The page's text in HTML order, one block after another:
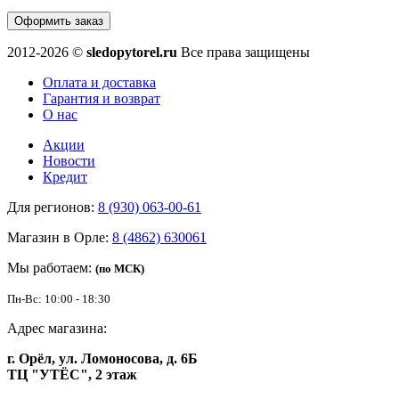
Оформить заказ
2012-2026 © sledopytorel.ru Все права защищены
Оплата и доставка
Гарантия и возврат
О нас
Акции
Новости
Кредит
Для регионов: 8 (930) 063-00-61
Магазин в Орле: 8 (4862) 630061
Мы работаем: (по МСК)
Пн-Вс: 10:00 - 18:30
Адрес магазина:
г. Орёл, ул. Ломоносова, д. 6Б
ТЦ "УТЁС", 2 этаж